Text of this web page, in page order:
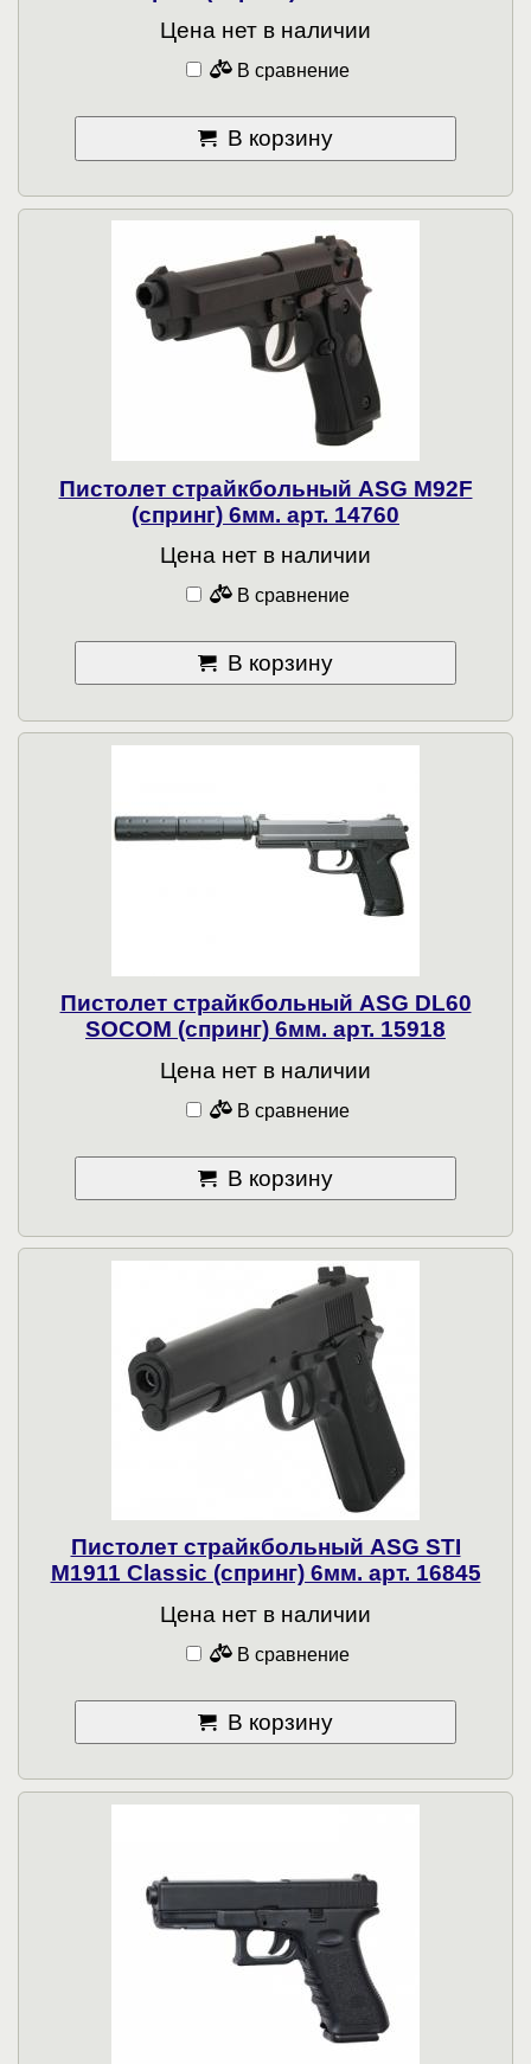
Цена нет в наличии
В сравнение
В корзину
Пистолет страйкбольный ASG M92F
(спринг) 6мм. арт. 14760
Цена нет в наличии
В сравнение
В корзину
Пистолет страйкбольный ASG DL60
SOCOM (спринг) 6мм. арт. 15918
Цена нет в наличии
В сравнение
В корзину
Пистолет страйкбольный ASG STI
M1911 Classic (спринг) 6мм. арт. 16845
Цена нет в наличии
В сравнение
В корзину